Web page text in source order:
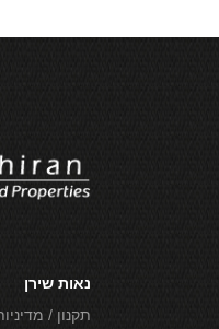
נאות שירן
תקנון /